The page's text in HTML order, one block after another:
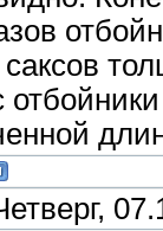
саксов